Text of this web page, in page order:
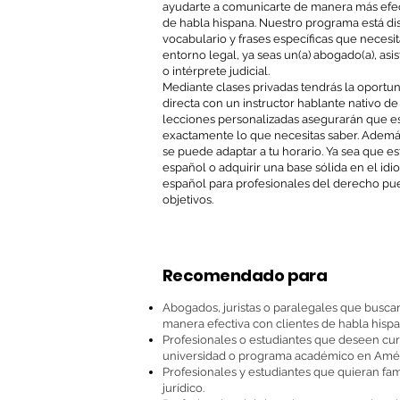
ayudarte a comunicarte de manera más
de habla hispana. Nuestro programa está
vocabulario y frases específicas que
entorno legal, ya seas un(a) abogado(a),
o intérprete judicial.
Mediante clases privadas tendrás la
directa con un instructor hablante nativo
lecciones personalizadas asegurarán que
exactamente lo que necesitas saber.
se puede adaptar a tu horario. Ya sea que
español o adquirir una base sólida en el
español para profesionales del derecho
objetivos.
Recomendado para
Abogados, juristas o paralegales que
manera efectiva con clientes de habla
Profesionales o estudiantes que deseen
universidad o programa académico en
Profesionales y estudiantes que quieran
jurídico.